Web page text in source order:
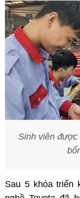
Sinh viên
Sau 5 khóa triển